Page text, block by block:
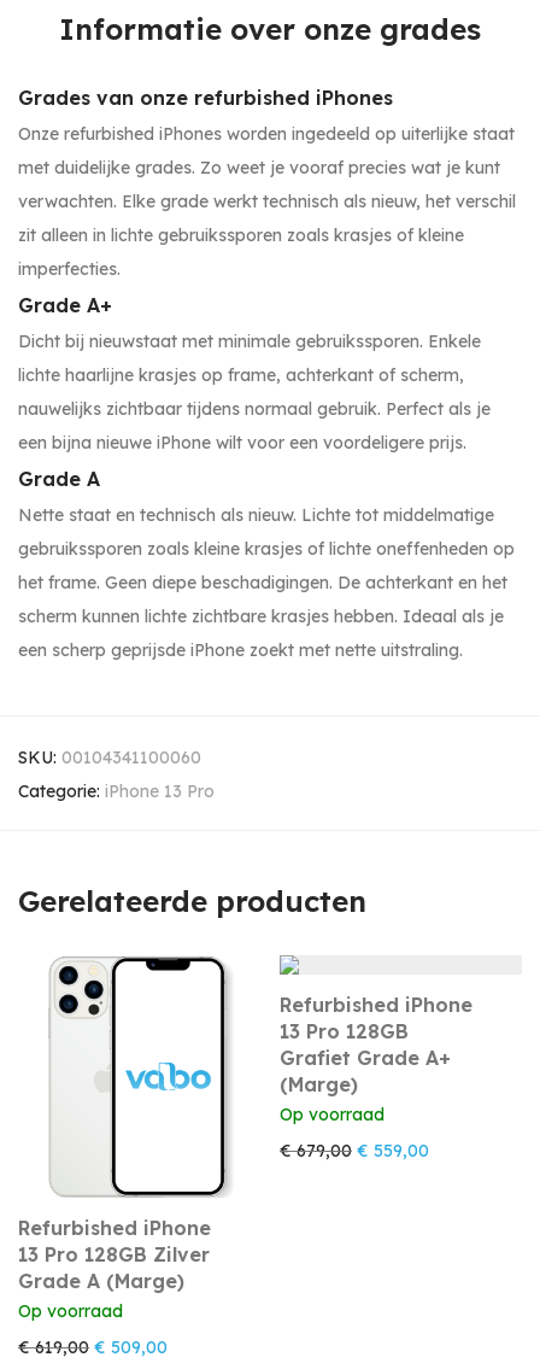
Informatie over onze grades
Grades van onze refurbished iPhones
Onze refurbished iPhones worden ingedeeld op uiterlijke staat
met duidelijke grades. Zo weet je vooraf precies wat je kunt
verwachten. Elke grade werkt technisch als nieuw, het verschil
zit alleen in lichte gebruikssporen zoals krasjes of kleine
imperfecties.
Grade A+
Dicht bij nieuwstaat met minimale gebruikssporen. Enkele
lichte haarlijne krasjes op frame, achterkant of scherm,
nauwelijks zichtbaar tijdens normaal gebruik. Perfect als je
een bijna nieuwe iPhone wilt voor een voordeligere prijs.
Grade A
Nette staat en technisch als nieuw. Lichte tot middelmatige
gebruikssporen zoals kleine krasjes of lichte oneffenheden op
het frame. Geen diepe beschadigingen. De achterkant en het
scherm kunnen lichte zichtbare krasjes hebben. Ideaal als je
een scherp geprijsde iPhone zoekt met nette uitstraling.
SKU: 00104341100060
Categorie: iPhone 13 Pro
Gerelateerde producten
Refurbished iPhone
13 Pro 128GB Zilver
Grade A (Marge)
Op voorraad
€619,00 Oorspronkelijke prijs was: € 619,00.
€ 509,00
Refurbished iPhone
13 Pro 128GB
Grafiet Grade A+
(Marge)
Op voorraad
€679,00 Oorspronkelijke prijs
€ 559,00